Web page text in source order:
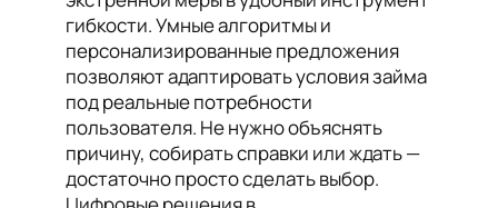
гибкости. Умные алгоритмы и
персонализированные предложения
позволяют адаптировать условия займа
под реальные потребности
пользователя. Не нужно объяснять
причину, собирать справки или ждать —
достаточно просто сделать выбор.